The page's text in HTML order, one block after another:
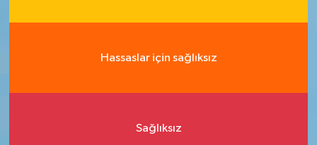
Hassaslar için sağlıksız
Sağlıksız